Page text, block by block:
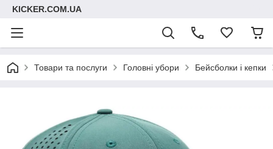
KICKER.COM.UA
Товари та послуги Головні убори Бейсболки і кепки